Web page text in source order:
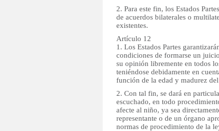
2. Para este fin, los Estados
de acuerdos bilaterales o
existentes.
Artículo 12
1. Los Estados Partes
condiciones de formarse un
su opinión libremente en todos
teniéndose debidamente en
función de la edad y madurez
2. Con tal fin, se dará en
escuchado, en todo
afecte al niño, ya sea
representante o de un órgano
normas de procedimiento de la